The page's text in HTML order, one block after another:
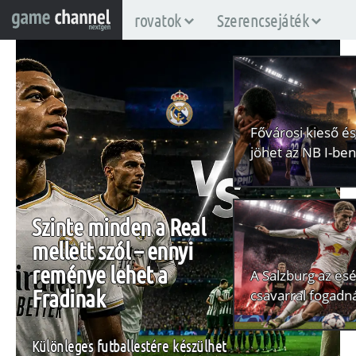
rovatok Szerencsejáték
Szinte minden a Real
mellett szól – ennyi
reménye lehet a
Fradinak
Különleges futballestére készülhet
Fővárosi kieső
jöhet az NB I-ben
A Salzburg az
csavarral